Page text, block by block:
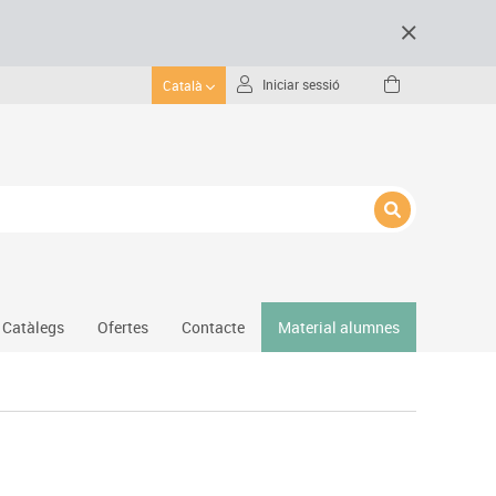
Català Iniciar sessió
Catàlegs Ofertes Contacte Material alumnes